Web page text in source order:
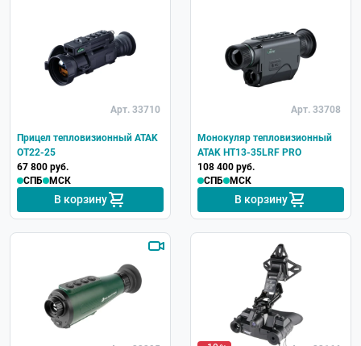
Арт. 33710
Прицел тепловизионный ATAK
OT22-25
67 800 руб.
СПБ
МСК
В корзину
Арт. 33708
Монокуляр тепловизионный
ATAK HT13-35LRF PRO
108 400 руб.
СПБ
МСК
В корзину